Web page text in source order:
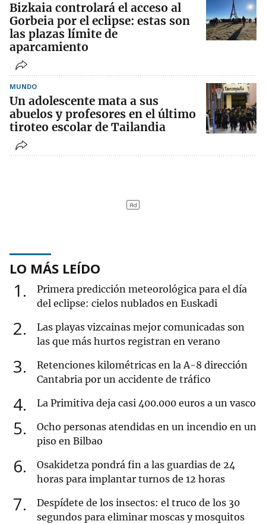
Bizkaia controlará el acceso al
Gorbeia por el eclipse: estas son
las plazas límite de
aparcamiento
MUNDO
Un adolescente mata a sus
abuelos y profesores en el último
tiroteo escolar de Tailandia
LO MÁS LEÍDO
1
Primera predicción meteorológica para el día
del eclipse: cielos nublados en Euskadi
2
Las playas vizcainas mejor comunicadas son
las que más hurtos registran en verano
3
Retenciones kilométricas en la A-8 dirección
Cantabria por un accidente de tráfico
4 La Primitiva deja casi 400.000 euros a un vasco
5
Ocho personas atendidas en un incendio en un
piso en Bilbao
6
Osakidetza pondrá fin a las guardias de 24
horas para implantar turnos de 12 horas
7
Despídete de los insectos: el truco de los 30
segundos para eliminar moscas y mosquitos